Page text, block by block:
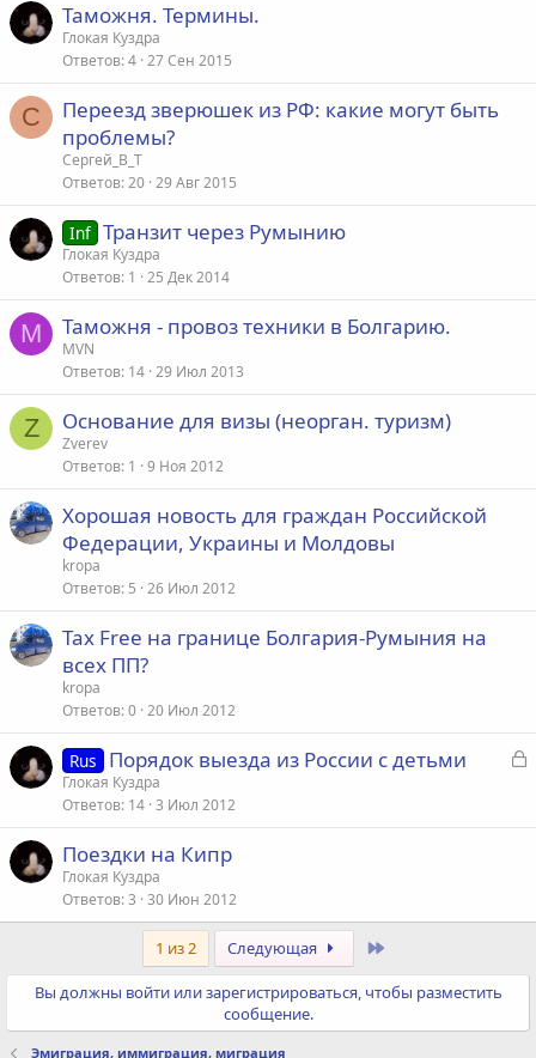
Таможня. Термины.
Глокая Куздра
Ответов 4 27 Сен 2015
С
Переезд зверюшек из РФ: какие могут быть
проблемы?
Сергей_В_Т
Ответов 20 29 Авг 2015
Inf Транзит через Румынию
Глокая Куздра
Ответов 1 25 Дек 2014
M Таможня - провоз техники в Болгарию.
MVN
Ответов 14 29 Июл 2013
Z Основание для визы (неорган. туризм)
Zverev
Ответов 1 9 Ноя 2012
Хорошая новость для граждан Российской
Федерации, Украины и Молдовы
kropa
Ответов 5 26 Июл 2012
Tax Free на границе Болгария-Румыния на
всех ПП?
kropa
Ответов 0 20 Июл 2012
З
Rus Порядок выезда из России с детьми
Глокая Куздра
Ответов 14 3 Июл 2012
Поездки на Кипр
Глокая Куздра
Ответов 3 30 Июн 2012
1 из 2 Следующая
Вы должны войти или зарегистрироваться, чтобы разместить
сообщение.
Эмиграция, иммиграция, миграция